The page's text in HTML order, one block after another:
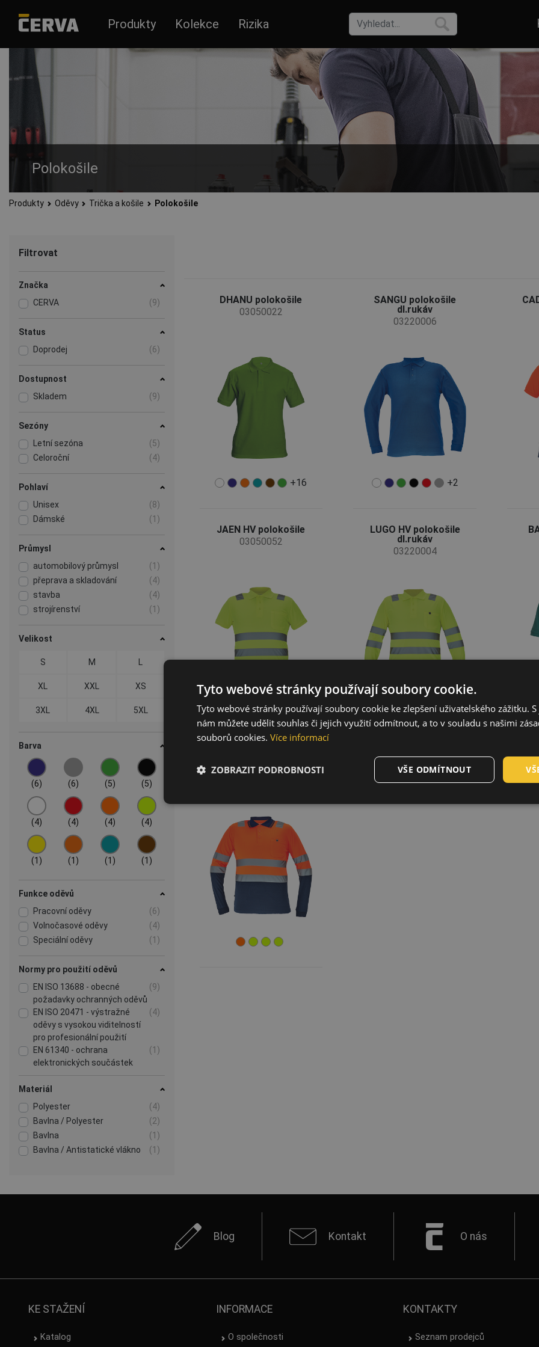
Produkty Kolekce Rizika
Polokošile
Pánská polotrička a polokošile vhodné pro práci i volný čas s krátkým i dlouhým rukávem a zapínáním na knoflíčky.
Produkty Oděvy Trička a košile Polokošile
Filtrovat
Značka
CERVA
(9)
Status
Doprodej
(6)
Dostupnost
Skladem
(9)
Sezóny
Letní sezóna
(5)
Celoroční
(4)
Pohlaví
Unisex
(8)
Dámské
(1)
Průmysl
automobilový průmysl
(1)
přeprava a skladování
(4)
stavba
(4)
strojírenství
(1)
Velikost
S M L
XL XXL XS
3XL 4XL 5XL
Barva
(6) (6) (5) (5)
(4) (4) (4) (4)
(1) (1) (1) (1)
Funkce oděvů
Pracovní oděvy
(6)
Volnočasové oděvy
(4)
Speciální oděvy
(1)
Normy pro použití oděvů
EN ISO 13688 - obecné
požadavky ochranných oděvů
(9)
EN ISO 20471 - výstražné
oděvy s vysokou viditelností
pro profesionální použití
(4)
EN 61340 - ochrana
elektronických součástek
(1)
Materiál
Polyester
(4)
Bavlna / Polyester
(2)
Bavlna
(1)
Bavlna / Antistatické vlákno
(1)
DHANU polokošile
03050022
+16
SANGU polokošile
dl.rukáv
03220006
+2
JAEN HV polokošile
03050052
LUGO HV polokošile
dl.rukáv
03220004
dl.rukáv
Blog Kontakt O nás
KE STAŽENÍ
Katalog
INFORMACE
O společnosti
KONTAKTY
Seznam prodejců
Tyto webové stránky používají soubory cookie.
Tyto webové stránky používají soubory cookie ke zlepšení uživatelského zážitku.
nám můžete udělit souhlas či jejich využití odmítnout, a to v souladu s našimi
souborů cookies. Více informací
VŠE ODMÍTNOUT
ZOBRAZIT PODROBNOSTI